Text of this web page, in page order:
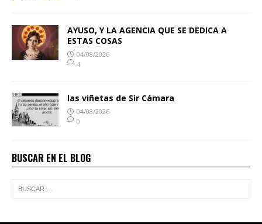
AYUSO, Y LA AGENCIA QUE SE DEDICA A
ESTAS COSAS
04/08/2026
4
las viñetas de Sir Cámara
04/08/2026
0
BUSCAR EN EL BLOG